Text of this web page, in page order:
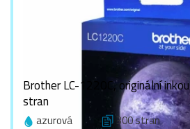
Brother LC-1220C, originální
stran
azurová 300 stran